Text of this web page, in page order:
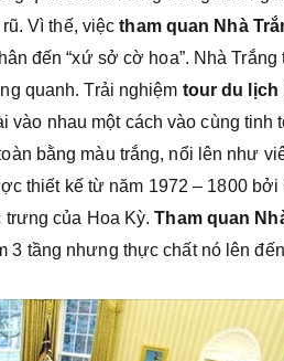
Vì thế, việctham quan Nhà
đến “xứ sở cờ hoa”. Nhà
quanh. Trải nghiệm tour du lịch
vào nhau một cách vào cùng tinh
bằng màu trắng, nổi lên như
thiết kế từ năm 1972 – 1800
trưng của Hoa Kỳ. Tham quan
3 tầng nhưng thực chất nó lên